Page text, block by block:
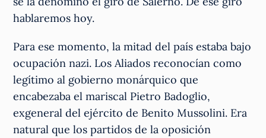
hablaremos hoy.
Para ese momento, la mitad del país estaba bajo
ocupación nazi. Los Aliados reconocían como
legítimo al gobierno monárquico que
encabezaba el mariscal Pietro Badoglio,
exgeneral del ejército de Benito Mussolini. Era
natural que los partidos de la oposición